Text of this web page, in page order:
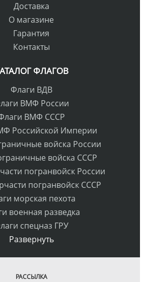
Доставка
О магазине
Гарантия
Контакты
ФЛАГОВ
Флаги ВДВ
ВМФ России
ВМФ СССР
Российской Империи
войска России
войска СССР
погранвойск России
погранвойск СССР
морская пехота
военная разведка
спецназ ГРУ
Развернуть
РАССЫЛКА